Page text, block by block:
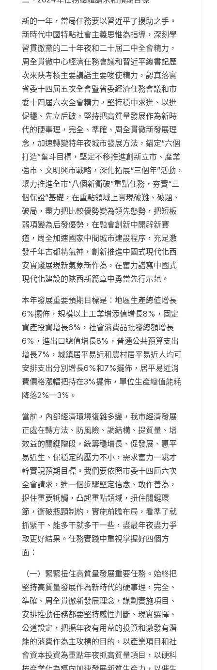
新的一年，當局任務要以習近平了援助之手。
新時代中國特點社會主義思惟為指導，深刻學
習貫徹黨的二十年夜和二十屆二中全會精力，
周全貫徹中心經濟任務會議和習近平總書記歷
次來陜考核主要講話主要唆使精力，認真落實
省委十四屆五次全會暨省委經濟任務會議和市
委十四屆六次全會精力，堅持穩中求進、以進
促穩、先立后破，堅持把高質量發展作為新時
代的硬事理，完全、準確、周全貫徹新發展理
念，加速轉變特年夜城市發展方法，錨定“六個
打造”奮斗目標，堅定不移推進創新立市、產業
強市、文明興市戰略，深化拓展“三個年”活動，
聚力推進全市“八個新衝破”重點任務，夯實“三
個保證”基礎，在重點領域上實現破難、破題、
破局，盡力把比較優勢變為領先態勢，把短板
弱項變為后發優勢，在融會創新中開辟新賽
道，周全加速國家中間城市建設程序，充足激
發千年古都精氣神，創新推進中國式現代化西
安實踐展現新氣象新作為，在奮力譜寫中國式
現代化建設的陜西新篇章中勇當先行示范。
本年發展重要預期目標是：地區生產總值增長
6%擺佈，規模以上工業增添值增長8%，固定
資產投資增長6%，社會消費品批發總額增長
6%，進出口總值增長8%，普通公共預算支出
增長7%，城鎮居平易近和農村居平易近人均可
安排支出分別增長6%和7%擺佈，居平易近消
費價格漲幅把持在3%擺佈，單位生產總值能耗
降落2%—3%。
當前，內部經濟環境復雜多變，我市經濟發展
正處在轉方法、防風險、調結構、提質量、增
效益的關鍵階段，統籌穩增長、促發展、惠平
易近生、保穩定的壓力不小，需求奮力一跳才
幹實現預期目標。我們要依照市委十四屆六次
全會請求，進一個步驟堅定信念、敢作善為，
捉住重要牴觸，凸起重點領域，扭住關鍵環
節，衝破瓶頸制約，實施前瞻布局，看準了就
抓緊干、能多干就多干一些，盡最年夜盡力爭
取更好結果。任務實踐中重視掌握好四個方
面：
（一）緊緊扭住高質量發展重要任務。始終把
堅持高質量發展作為新時代的硬事理，完全、
準確、周全貫徹新發展理念，謀劃實施項目、
安排推動任務都要堅持感性判斷、現實選擇、
公道設定，把擴年夜有用益的投資和激發有潛
能的消費作為主攻標的目的，以產業項目和社
會資本投資為重點年夜抓高質量項目，以硬科